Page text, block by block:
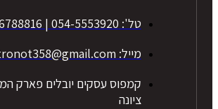
טל': 054-5553920 | 08-6788816
מייל: pitronot358@gmail.com
קמפוס עסקים יובלים פארק
ציונה